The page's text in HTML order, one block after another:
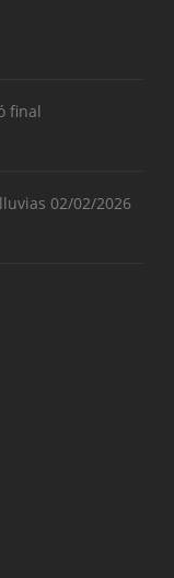
final
02/02/2026